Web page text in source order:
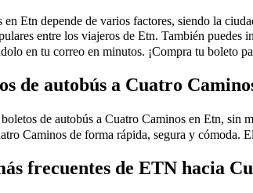
Etn depende de varios factores, siendo la
entre los viajeros de Etn. También puedes
en tu correo en minutos. ¡Compra tu boleto
de autobús a Cuatro
boletos de autobús a Cuatro Caminos en Etn,
Caminos de forma rápida, segura y cómoda.
frecuentes de ETN hacia